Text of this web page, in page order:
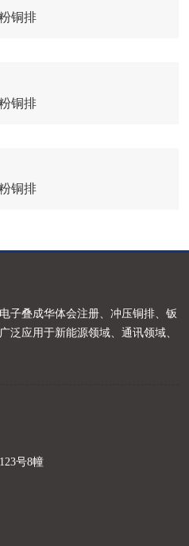
铜排
铜排
铜排
子叠成华体会注册、冲压铜排、钣
泛应用于新能源领域、通讯领域、
号8幢